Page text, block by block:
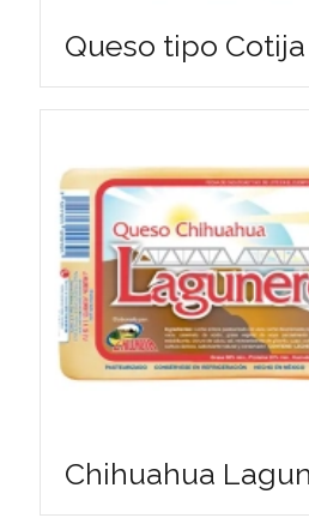
Queso tipo
Chihuahua